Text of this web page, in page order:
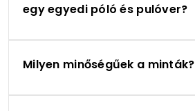
egy egyedi póló és pulóver?
Milyen minőségűek a minták?